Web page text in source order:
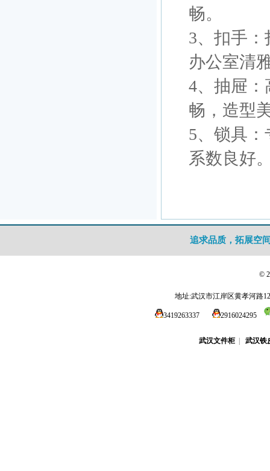
畅。
3、扣手
办公室清
4、抽屉
畅，造型
5、锁具
系数良好
追求品质，拓展空
©
地址:武汉市江岸区黄孝河路
3419263337 2916024295
武汉文件柜| 武汉铁